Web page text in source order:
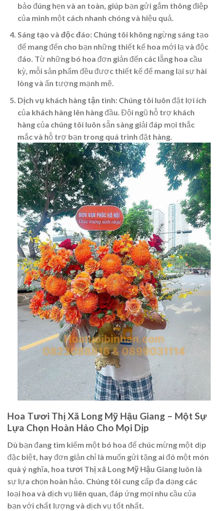
bảo đúng hẹn và an toàn, giúp bạn gửi gắm thông điệp
của mình một cách nhanh chóng và hiệu quả.
Sáng tạo và độc đáo: Chúng tôi không ngừng sáng tạo
để mang đến cho bạn những thiết kế hoa mới lạ và độc
đáo. Từ những bó hoa đơn giản đến các lẵng hoa cầu
kỳ, mỗi sản phẩm đều được thiết kế để mang lại sự hài
lòng và ấn tượng mạnh mẽ.
Dịch vụ khách hàng tận tình: Chúng tôi luôn đặt lợi ích
của khách hàng lên hàng đầu. Đội ngũ hỗ trợ khách
hàng của chúng tôi luôn sẵn sàng giải đáp mọi thắc
mắc và hỗ trợ bạn trong quá trình đặt hàng.
Hoa Tươi Thị Xã Long Mỹ Hậu Giang – Một Sự
Lựa Chọn Hoàn Hảo Cho Mọi Dịp
Dù bạn đang tìm kiếm một bó hoa để chúc mừng một dịp
đặc biệt, hay đơn giản chỉ là muốn gửi tặng ai đó một món
quà ý nghĩa, hoa tươi Thị xã Long Mỹ Hậu Giang luôn là
sự lựa chọn hoàn hảo. Chúng tôi cung cấp đa dạng các
loại hoa và dịch vụ liên quan, đáp ứng mọi nhu cầu của
bạn với chất lượng và dịch vụ tốt nhất.